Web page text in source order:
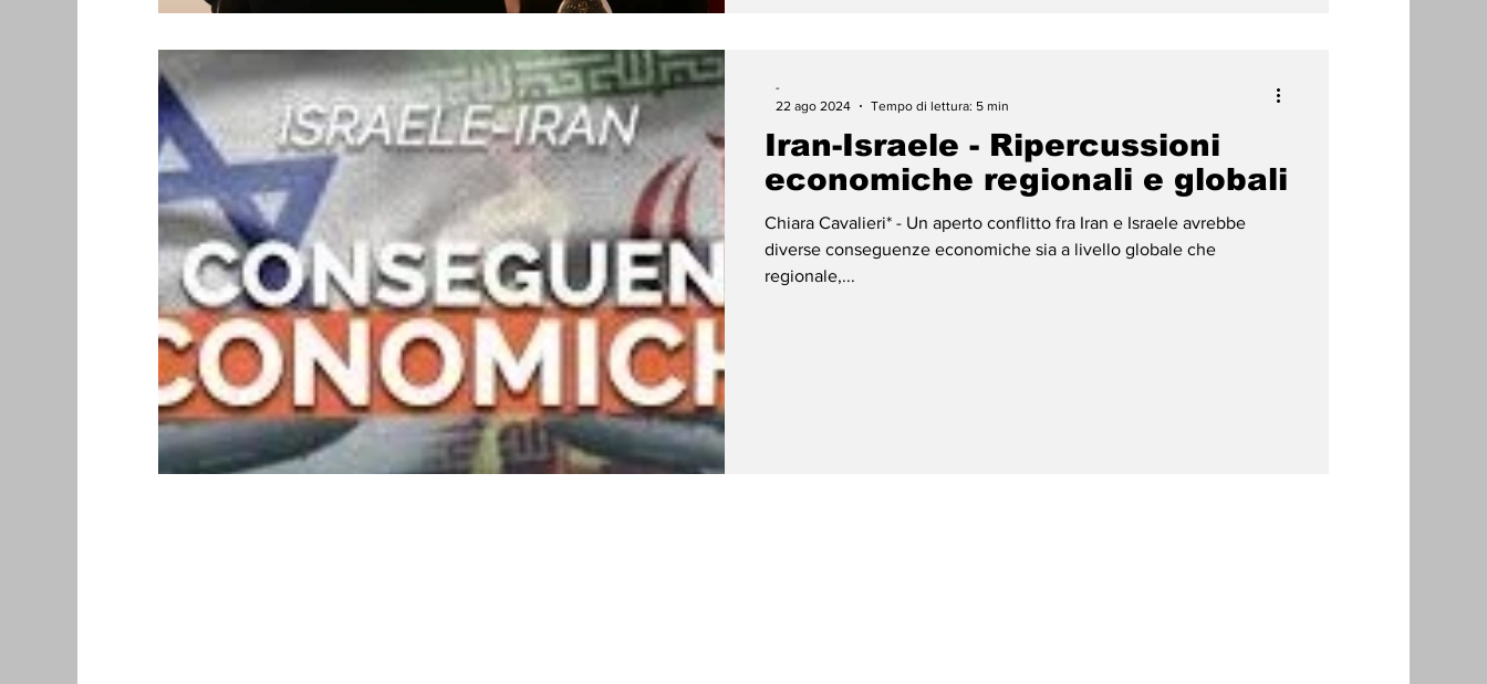
Iran-Israele - Ripercussioni
economiche regionali e globali
Chiara Cavalieri* - Un aperto conflitto fra Iran e Israele avrebbe
diverse conseguenze economiche sia a livello globale che
regionale,...
-
22 ago 2024
Tempo di lettura: 5 min